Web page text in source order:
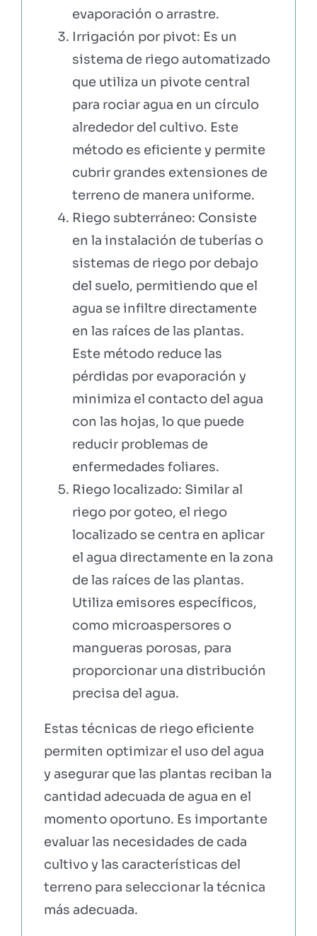
evaporación o arrastre.
Irrigación por pivot: Es un
sistema de riego automatizado
que utiliza un pivote central
para rociar agua en un círculo
alrededor del cultivo. Este
método es eficiente y permite
cubrir grandes extensiones de
terreno de manera uniforme.
Riego subterráneo: Consiste
en la instalación de tuberías o
sistemas de riego por debajo
del suelo, permitiendo que el
agua se infiltre directamente
en las raíces de las plantas.
Este método reduce las
pérdidas por evaporación y
minimiza el contacto del agua
con las hojas, lo que puede
reducir problemas de
enfermedades foliares.
Riego localizado: Similar al
riego por goteo, el riego
localizado se centra en aplicar
el agua directamente en la zona
de las raíces de las plantas.
Utiliza emisores específicos,
como microaspersores o
mangueras porosas, para
proporcionar una distribución
precisa del agua.
Estas técnicas de riego eficiente
permiten optimizar el uso del agua
y asegurar que las plantas reciban la
cantidad adecuada de agua en el
momento oportuno. Es importante
evaluar las necesidades de cada
cultivo y las características del
terreno para seleccionar la técnica
más adecuada.